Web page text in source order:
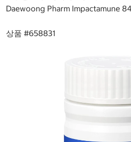
Daewoong Pharm Impactamune
상품 #658831